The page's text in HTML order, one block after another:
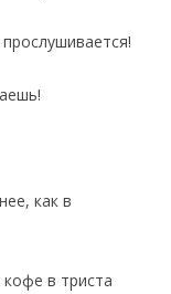
как в
в триста